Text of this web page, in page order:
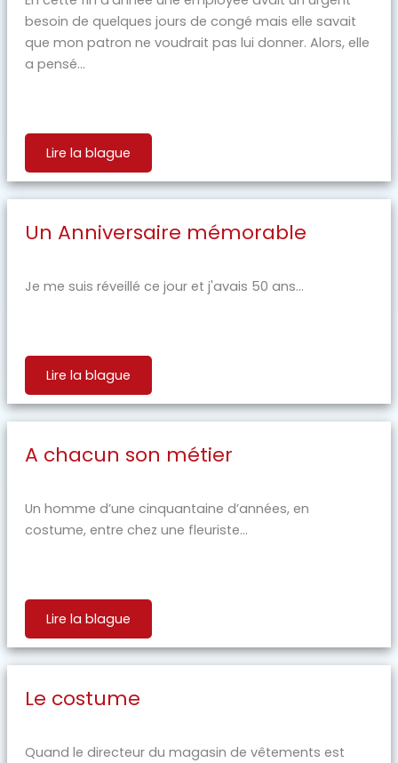
besoin de quelques jours de congé mais elle savait
que mon patron ne voudrait pas lui donner. Alors, elle
a pensé...
Lire la blague
Un Anniversaire mémorable
Je me suis réveillé ce jour et j'avais 50 ans...
Lire la blague
A chacun son métier
Un homme d’une cinquantaine d’années, en
costume, entre chez une fleuriste...
Lire la blague
Le costume
Quand le directeur du magasin de vêtements est